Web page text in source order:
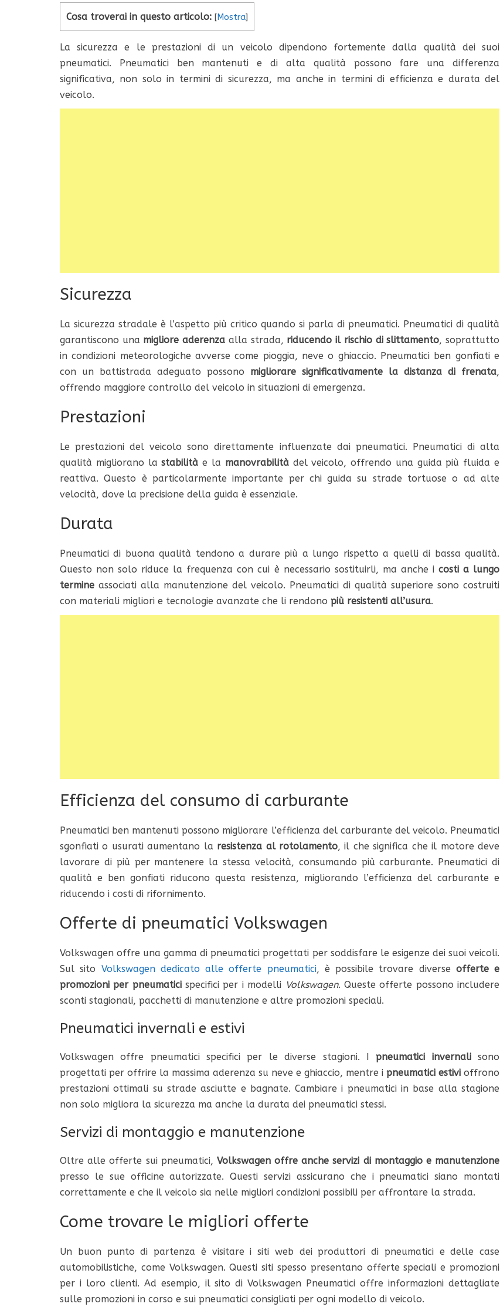
Cosa troverai in questo articolo: [Mostra]
La sicurezza e le prestazioni di un veicolo dipendono fortemente dalla qualità dei suoi
pneumatici. Pneumatici ben mantenuti e di alta qualità possono fare una differenza
significativa, non solo in termini di sicurezza, ma anche in termini di efficienza e durata del
veicolo.
Sicurezza
La sicurezza stradale è l’aspetto più critico quando si parla di pneumatici. Pneumatici di qualità
garantiscono una migliore aderenza alla strada, riducendo il rischio di slittamento, soprattutto
in condizioni meteorologiche avverse come pioggia, neve o ghiaccio. Pneumatici ben gonfiati e
con un battistrada adeguato possono migliorare significativamente la distanza di frenata,
offrendo maggiore controllo del veicolo in situazioni di emergenza.
Prestazioni
Le prestazioni del veicolo sono direttamente influenzate dai pneumatici. Pneumatici di alta
qualità migliorano lastabilitàe la manovrabilità del veicolo, offrendo una guida più fluida e
reattiva. Questo è particolarmente importante per chi guida su strade tortuose o ad alte
velocità, dove la precisione della guida è essenziale.
Durata
Pneumatici di buona qualità tendono a durare più a lungo rispetto a quelli di bassa qualità.
Questo non solo riduce la frequenza con cui è necessario sostituirli, ma anche i costi a lungo
termine associati alla manutenzione del veicolo. Pneumatici di qualità superiore sono costruiti
con materiali migliori e tecnologie avanzate che li rendono più resistenti all’usura.
Efficienza del consumo di carburante
Pneumatici ben mantenuti possono migliorare l’efficienza del carburante del veicolo. Pneumatici
sgonfiati o usurati aumentano la resistenza al rotolamento, il che significa che il motore deve
lavorare di più per mantenere la stessa velocità, consumando più carburante. Pneumatici di
qualità e ben gonfiati riducono questa resistenza, migliorando l’efficienza del carburante e
riducendo i costi di rifornimento.
Offerte di pneumatici Volkswagen
Volkswagen offre una gamma di pneumatici progettati per soddisfare le esigenze dei suoi veicoli.
Sul sito Volkswagen dedicato alle offerte pneumatici, è possibile trovare diverse offerte e
promozioni per pneumaticispecifici per i modelli Volkswagen. Queste offerte possono includere
sconti stagionali, pacchetti di manutenzione e altre promozioni speciali.
Pneumatici invernali e estivi
Volkswagen offre pneumatici specifici per le diverse stagioni. Ipneumatici invernalisono
progettati per offrire la massima aderenza su neve e ghiaccio, mentre i pneumatici estivi offrono
prestazioni ottimali su strade asciutte e bagnate. Cambiare i pneumatici in base alla stagione
non solo migliora la sicurezza ma anche la durata dei pneumatici stessi.
Servizi di montaggio e manutenzione
Oltre alle offerte sui pneumatici, Volkswagen offre anche servizi di montaggio e manutenzione
presso le sue officine autorizzate. Questi servizi assicurano che i pneumatici siano montati
correttamente e che il veicolo sia nelle migliori condizioni possibili per affrontare la strada.
Come trovare le migliori offerte
Un buon punto di partenza è visitare i siti web dei produttori di pneumatici e delle case
automobilistiche, come Volkswagen. Questi siti spesso presentano offerte speciali e promozioni
per i loro clienti. Ad esempio, il sito di Volkswagen Pneumatici offre informazioni dettagliate
sulle promozioni in corso e sui pneumatici consigliati per ogni modello di veicolo.